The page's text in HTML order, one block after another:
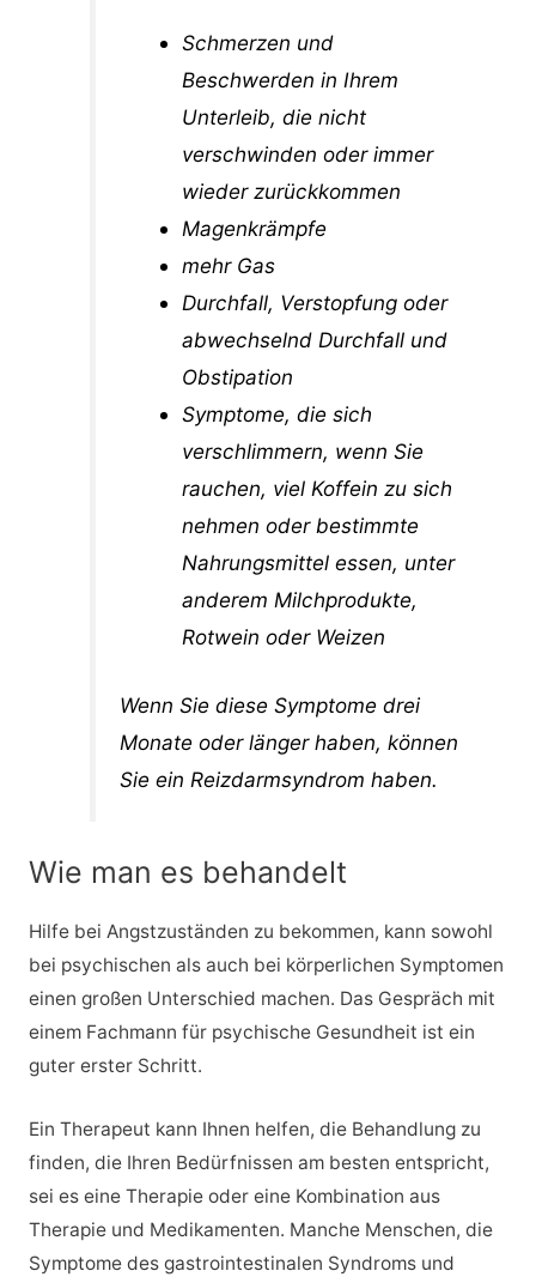
Schmerzen und
Beschwerden in Ihrem
Unterleib, die nicht
verschwinden oder immer
wieder zurückkommen
Magenkrämpfe
mehr Gas
Durchfall, Verstopfung oder
abwechselnd Durchfall und
Obstipation
Symptome, die sich
verschlimmern, wenn Sie
rauchen, viel Koffein zu sich
nehmen oder bestimmte
Nahrungsmittel essen, unter
anderem Milchprodukte,
Rotwein oder Weizen
Wenn Sie diese Symptome drei
Monate oder länger haben, können
Sie ein Reizdarmsyndrom haben.
Wie man es behandelt
Hilfe bei Angstzuständen zu bekommen, kann sowohl
bei psychischen als auch bei körperlichen Symptomen
einen großen Unterschied machen. Das Gespräch mit
einem Fachmann für psychische Gesundheit ist ein
guter erster Schritt.
Ein Therapeut kann Ihnen helfen, die Behandlung zu
finden, die Ihren Bedürfnissen am besten entspricht,
sei es eine Therapie oder eine Kombination aus
Therapie und Medikamenten. Manche Menschen, die
Symptome des gastrointestinalen Syndroms und